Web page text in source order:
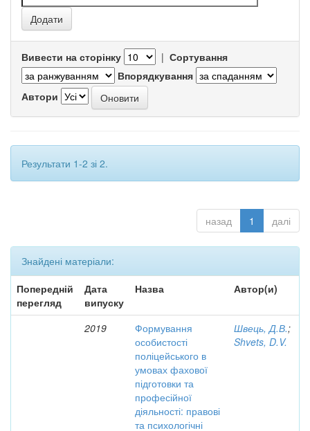
Вивести на сторінку | Сортування
Впорядкування
Автори
Результати 1-2 зі 2.
назад 1 далі
Знайдені матеріали:
Попередній
перегляд
Дата
випуску
Назва Автор(и)
2019
Формування
особистості
поліцейського в
умовах фахової
підготовки та
професійної
діяльності: правові
та психологічні
Швець, Д.В.;
Shvets, D.V.